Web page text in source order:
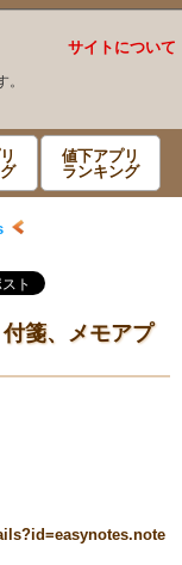
サイトについて
値下アプリ
ランキング
箋、メモアプ